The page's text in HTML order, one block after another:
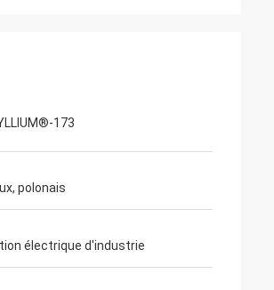
173
polonais
électrique d'industrie